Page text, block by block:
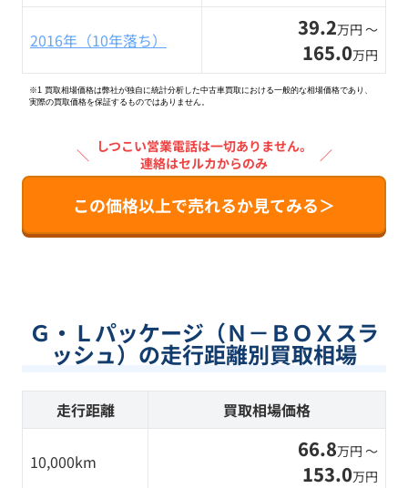
2016年（10年落ち） 39.2万円 〜
165.0万円
※1 買取相場価格は弊社が独自に統計分析した中古車買取における一般的な相場価格であり、
実際の買取価格を保証するものではありません。
＼ しつこい営業電話は一切ありません。
連絡はセルカからのみ
／
この価格以上で売れるか見てみる＞
Ｇ・Ｌパッケージ（Ｎ－ＢＯＸスラ
ッシュ）の走行距離別買取相場
走行距離 買取相場価格
10,000km 66.8万円 〜
153.0万円